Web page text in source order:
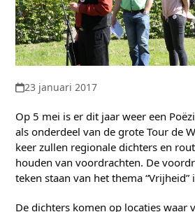
23 januari 2017
Op 5 mei is er dit jaar weer een
als onderdeel van de grote Tour de
keer zullen regionale dichters en
houden van voordrachten. De
teken staan van het thema “Vrijheid”
De dichters komen op locaties waar